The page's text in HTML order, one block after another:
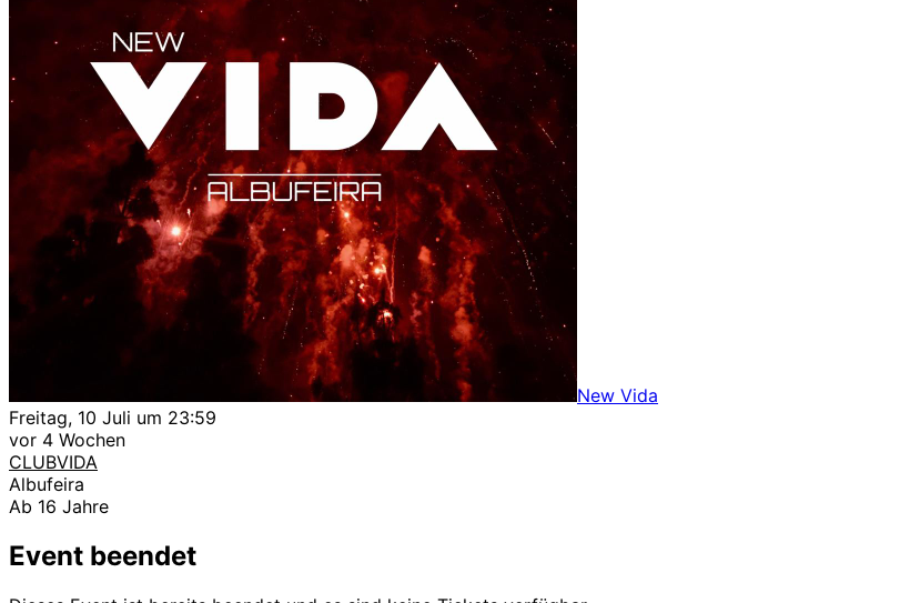
New Vida
Freitag, 10 Juli um 23:59
vor 4 Wochen
CLUBVIDA
Albufeira
Ab 16 Jahre
Event beendet